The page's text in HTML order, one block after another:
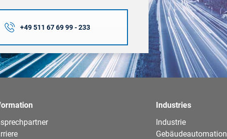
+49 511 67 69 99 - 233
Industries
Industrie
Gebäudeautomation